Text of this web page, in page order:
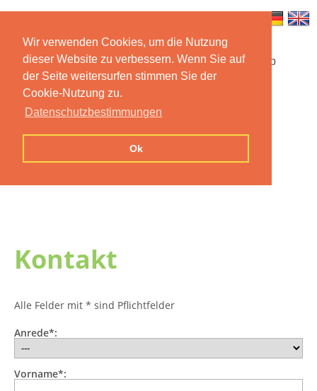
Wir verwenden Cookies, um die Nutzung
dieser Website zu verbessern. Wenn Sie auf
der Seite weitersurfen stimmen Sie der
Cookie-Nutzung zu.
Datenschutzbestimmungen
Ok
Startseite Funktionen Mobile App
Preise
Kontakt Impressum
Kontakt
Alle Felder mit * sind Pflichtfelder
Anrede*:
Vorname*: